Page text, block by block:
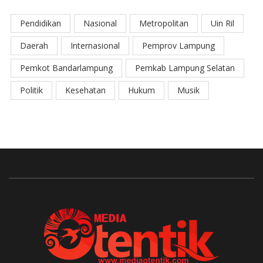
Pendidikan Nasional Metropolitan
Uin Ril
Daerah
Internasional
Pemprov Lampung
Pemkot Bandarlampung
Pemkab Lampung Selatan
Politik
Kesehatan Hukum Musik